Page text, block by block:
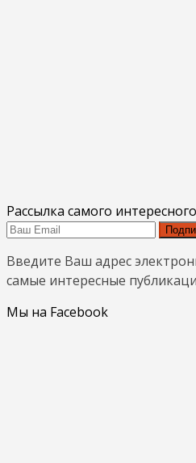
Рассылка самого интересного
Введите Ваш адрес
самые интересные
Мы на Facebook